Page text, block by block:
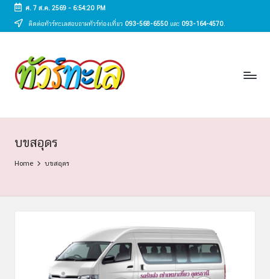
Skip
content
ศ. 7 ส.ค. 2569- 6:54:20 PM
ติดต่อทัวร์ทะเลสอบถามทัวร์ท่องเที่ยว 093-568-6550และ 093-164-4570.
ทั
ว
ท
ะ
เ
ทัวร์
ทะเล
ราคา
แพ็ก
จ
ทะเล
บขสอุดร
Home บขสอุดร